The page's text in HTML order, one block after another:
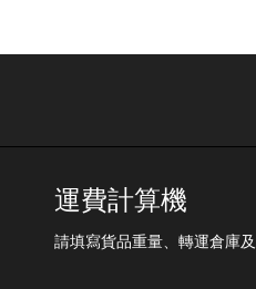
運費計算機
請填寫貨品重量、轉運倉庫